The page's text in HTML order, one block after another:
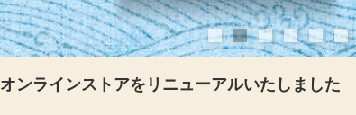
オンラインストアをリニューアルいたしました